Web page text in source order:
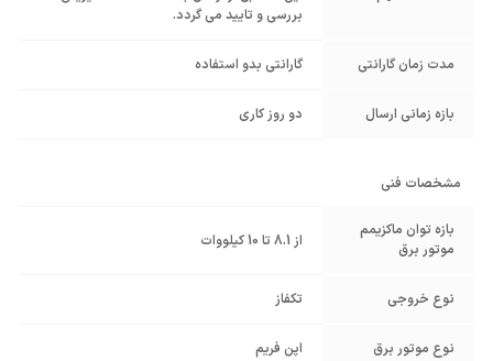
بررسی و تایید می گردد.
مدت زمان گارانتی گارانتی بدو استفاده
بازه زمانی ارسال دو روز کاری
مشخصات فنی
بازه توان ماکزیمم
موتور برق
از 8.1 تا 10 کیلووات
نوع خروجی تکفاز
نوع موتور برق اپن فریم